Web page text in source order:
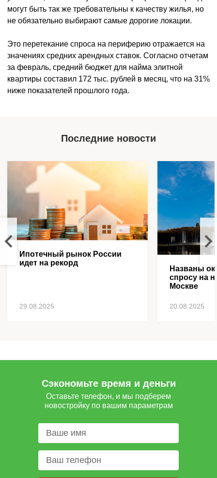
могут быть так же требовательны к качеству жилья, но
не обязательно выбирают самые дорогие локации.
Это перетекание спроса на периферию отражается на
значениях средних арендных ставок. Согласно отчетам
за февраль, средний бюджет для найма элитной
квартиры составил 172 тыс. рублей в месяц, что на 31%
ниже показателей прошлого года.
Последние новости
Ипотечный рынок России
идет на рекорд
29.08.2025
Названы
спросу на
Москве
20.08.2025
Сэкономьте время и деньги
Оставьте телефон, и мы подберем
новостройку по вашим параметрам